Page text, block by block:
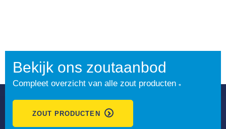
Bekijk ons zoutaanbod
Compleet overzicht van alle zout producten
ZOUT PRODUCTEN